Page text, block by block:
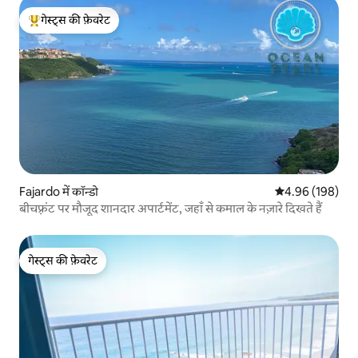
गेस्ट्स का टॉप फ़ेवरेट
गेस्ट्स की फ़ेवरेट
Fajardo में कॉन्डो औसत रेटिंग 5 में से
4.96 (198)
बीचफ़्रंट पर मौजूद शानदार अपार्टमेंट, जहाँ से कमाल के नज़ारे दिखते हैं
गेस्ट्स की फ़ेवरेट
गेस्ट्स की फ़ेवरेट